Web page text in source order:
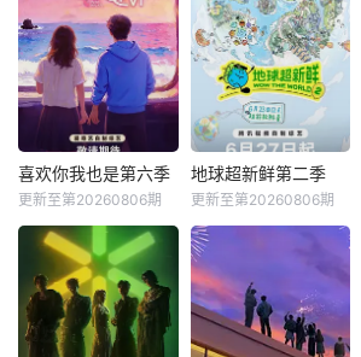
喜欢你我也是第六季
更新至第20260806期
地球超新鲜第二季
更新至第20260806期